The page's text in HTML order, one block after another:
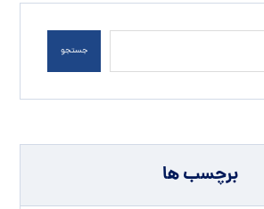
جستجو
برچسب ها